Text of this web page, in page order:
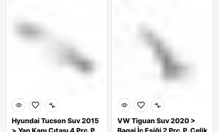
Hyundai Tucson Suv 2015
> Yan Kapı Çıtası 4 Prç. P.
VW Tiguan Suv 2020 >
Bagaj İç Eşiği 2 Prç. P. Çelik